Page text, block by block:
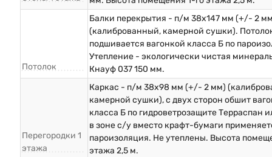
Потолок
Балки перекрытия - п/м 38х147 мм (+/- 2
(калиброванный, камерной сушки).
подшивается вагонкой класса Б по
Утепление - экологически чистая
Кнауф 037 150 мм.
Перегородки 1
этажа
Каркас - п/м 38х98 мм (+/- 2 мм)
камерной сушки), с двух сторон обшит
класса Б по гидроветрозащите Терраспан
в зоне с/у вместо крафт-бумаги
пароизоляция. Не утеплены. Высота
этажа 2,5 м.